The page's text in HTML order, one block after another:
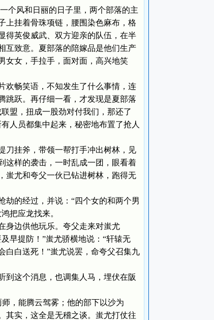
风和日丽的日子里，两个部落的主
上挂着骨珠项链，腰围染色麻布，格
得英俊威武、双方迎亲的队伍，在半
互致意。夏部落的陪嫁品是他们生产
女女，手拉手，面对面，高兴地笑
畅笑语，不知发生了什么事情，连
跳跃。再仔细一看，才发现是夏部落
盟，扭成一股劲对付我们，那还了
人员都集中起来，秘密地布置了抢人
刀挂斧，带领一帮打手冲出树林，见
这样的袭击，一时乱成一团，眼看着
蚩尤和夸父一伙已钻进树林，跑得无
的经过，并说：“四个女的和两个男
把应龙找来。
边供他玩乐。夸父走来对蚩尤
早提防！”蚩尤骄横地说：“轩辕无
白白送死！”蚩尤说罢，命夸父召集九
这个消息，也调集人马，埋伏在阪
能腾云驾雾；他的部下以沙为
其实，这全是无稽之谈。蚩尤打仗往